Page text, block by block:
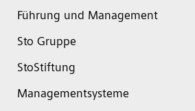
Führung und Management
Sto Gruppe
StoStiftung
Managementsysteme